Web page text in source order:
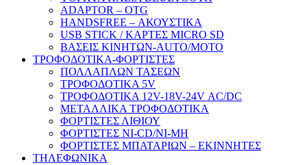
ADAPTOR – ΟΤG
HANDSFREE – ΑΚΟΥΣΤΙΚΑ
USB STICK / ΚΑΡΤΕΣ MICRO SD
ΒΑΣΕΙΣ ΚΙΝΗΤΩΝ-AUTO/MOTO
ΤΡΟΦΟΔΟΤΙΚΑ-ΦΟΡΤΙΣΤΕΣ
ΠΟΛΛΑΠΛΩΝ ΤΑΣΕΩΝ
ΤΡΟΦΟΔΟΤΙΚΑ 5V
ΤΡΟΦΟΔΟΤΙΚΑ 12V-18V-24V ΑC/DC
ΜΕΤΑΛΛΙΚΑ ΤΡΟΦΟΔΟΤΙΚΑ
ΦΟΡΤΙΣΤΕΣ ΛΙΘΙΟΥ
ΦΟΡΤΙΣΤΕΣ NI-CD/NI-MH
ΦΟΡΤΙΣΤΕΣ ΜΠΑΤΑΡΙΩΝ – ΕΚΙΝΝΗΤΕΣ
ΤΗΛΕΦΩΝΙΚΑ